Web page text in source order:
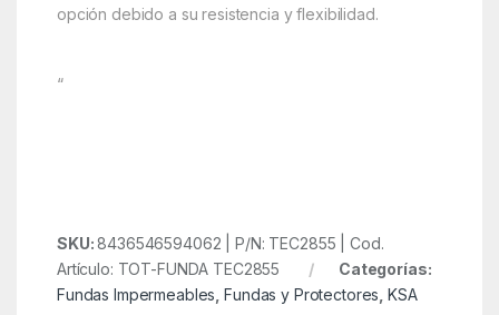
opción debido a su resistencia y flexibilidad.
“
SKU:8436546594062 | P/N: TEC2855 | Cod.
Artículo: TOT-FUNDA TEC2855
Categorías:
Fundas Impermeables ,Fundas y Protectores KSA